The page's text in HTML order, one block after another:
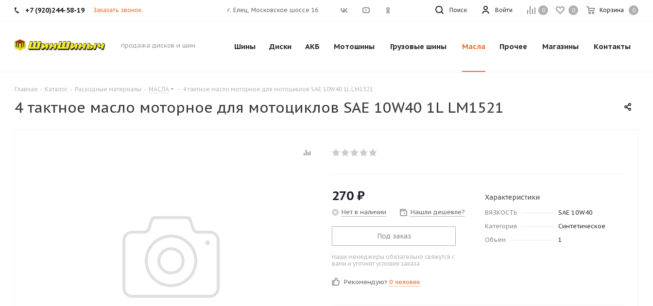
+7 (920)244-58-19 Заказать звонок 0 0 Корзина 0
Войти
г. Елец, Московское шоссе 16 Поиск
продажа дисков и шин Шины Диски АКБ Мотошины Грузовые шины Масла Прочее Магазины Контакты
Главная - Каталог - Расходные материалы - МАСЛА - 4 тактное масло моторное для мотоциклов SAE 10W40 1L LM1521
4 тактное масло моторное для мотоциклов SAE 10W40 1L LM1521
270 ₽
Нет в наличии Нашли дешевле?
Под заказ
Наши менеджеры обязательно свяжутся с
вами и уточнят условия заказа
Рекомендуют 0 человек
Характеристики
ВЯЗКОСТЬ
SAE 10W40
Категория
Синтетическое
Объем
1